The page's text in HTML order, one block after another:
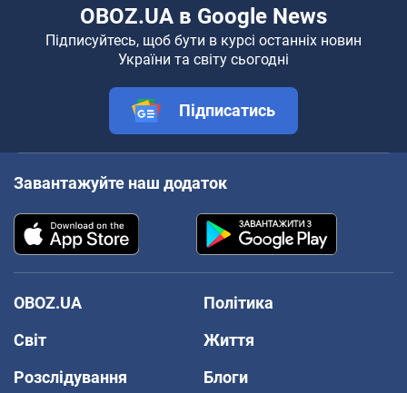
OBOZ.UA в Google News
Підписуйтесь, щоб бути в курсі останніх новин
України та світу сьогодні
Підписатись
Завантажуйте наш додаток
OBOZ.UA
Політика
Світ
Життя
Розслідування
Блоги